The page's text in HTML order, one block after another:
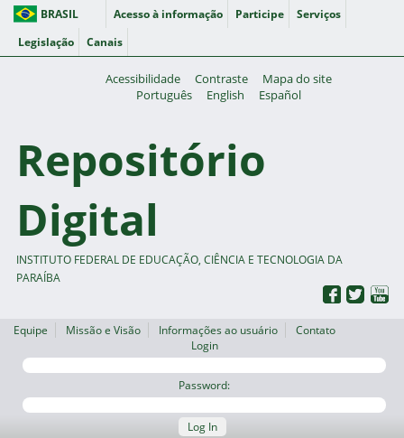
BRASIL Acesso à informação Participe
Serviços
Legislação
Canais
Acessibilidade Contraste
Mapa do site
Português
English Español
Repositório
Digital
INSTITUTO FEDERAL DE EDUCAÇÃO, CIÊNCIA E TECNOLOGIA DA
PARAÍBA
Equipe Missão e Visão Informações ao usuário
Contato
Login
Password:
Log In